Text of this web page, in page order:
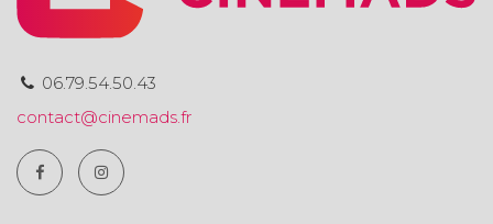
06.79.54.50.43
contact@cinemads.fr